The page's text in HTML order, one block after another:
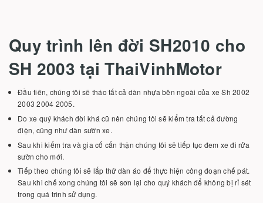
Quy trình lên đời SH2010 cho
SH 2003 tại ThaiVinhMotor
Đầu tiên, chúng tôi sẽ tháo tất cả dàn nhựa bên ngoài của xe Sh 2002
2003 2004 2005.
Do xe quý khách đời khá cũ nên chúng tôi sẽ kiểm tra tất cả đường
điện, cũng như dàn sườn xe.
Sau khi kiểm tra và gia cố cẩn thận chúng tôi sẽ tiếp tục đem xe đi rửa
sườn cho mới.
Tiếp theo chúng tôi sẽ lắp thử dàn áo để thực hiện công đoạn chế pát.
Sau khi chế xong chúng tôi sẽ sơn lại cho quý khách để không bị rỉ sét
trong quá trình sử dụng.